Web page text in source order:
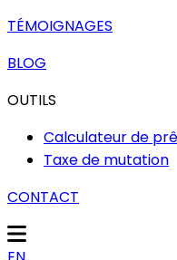
TÉMOIGNAGES
BLOG
OUTILS
Calculateur de
Taxe de mutation
CONTACT